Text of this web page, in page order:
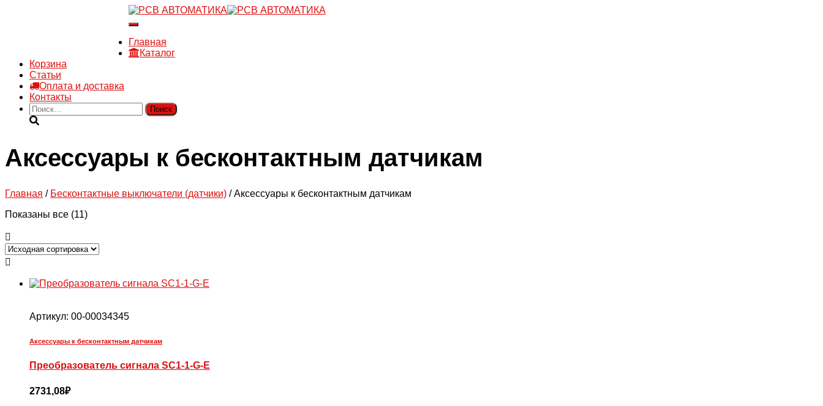
sales@rsvautomatic.ru
Войти
Переключить
навигацию
Главная
Каталог
Корзина
Статьи
Оплата и доставка
Контакты
Найти:
Аксессуары к бесконтактным датчикам
Главная / Бесконтактные выключатели (датчики) / Аксессуары к бесконтактным датчикам
Показаны все (11)
Артикул: 00-00034345
Аксессуары к бесконтактным датчикам
Преобразователь сигнала SC1-1-G-E
2731,08₽